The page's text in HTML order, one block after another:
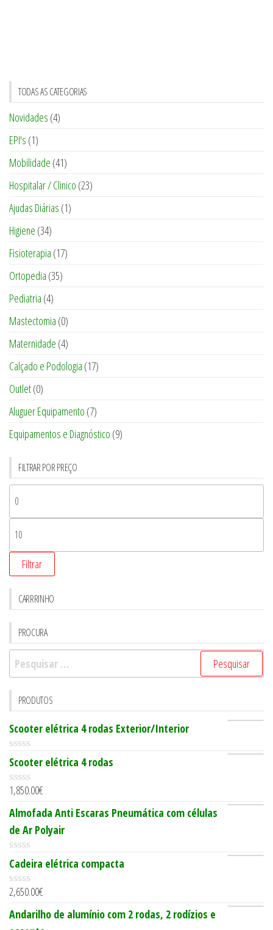
TODAS AS CATEGORIAS
Novidades (4)
EPI's (1)
Mobilidade (41)
Hospitalar / Clinico (23)
Ajudas Diárias (1)
Higiene (34)
Fisioterapia (17)
Ortopedia (35)
Pediatria (4)
Mastectomia (0)
Maternidade (4)
Calçado e Podologia (17)
Outlet(0)
Aluguer Equipamento (7)
Equipamentos e Diagnóstico (9)
FILTRAR POR PREÇO
Filtrar
CARRRINHO
PROCURA
Pesquisar
por:
PRODUTOS
Scooter elétrica 4 rodas Exterior/Interior
0
o
u
t
f
5
Scooter elétrica 4 rodas
0
u
t
o
f
5
1,850.00€
Almofada Anti Escaras Pneumática com células
de Ar Polyair
0
o
u
t
f
Cadeira elétrica compacta
0
u
t
2,650.00€
Andarilho de alumínio com 2 rodas, 2 rodízios e